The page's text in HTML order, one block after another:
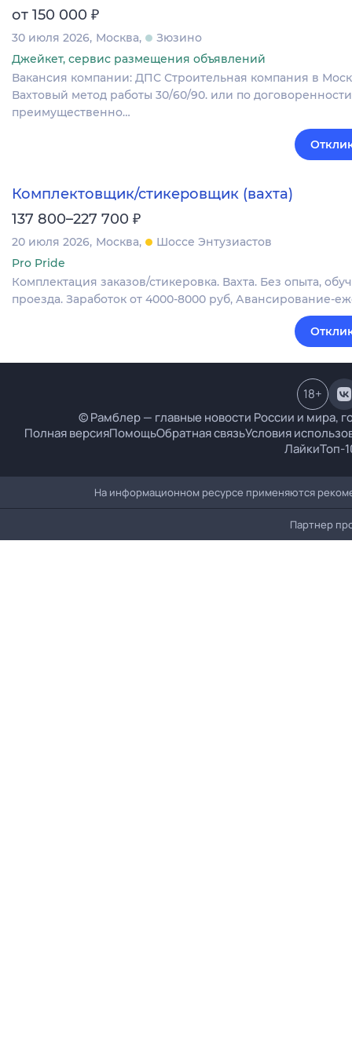
от 150 000 ₽
30 июля 2026 Москва
Зюзино
Джейкет, сервис размещения объявлений
Вакансия компании: ДПС Строительная компания в
Вахтовый метод работы 30/60/90. или по
преимущественно…
Комплектовщик/стикеровщик (вахта)
137 800–227 700 ₽
20 июля 2026 Москва
Шоссе Энтузиастов
Pro Pride
Комплектация заказов/стикеровка. Вахта. Без опыта,
проезда. Заработок от 4000-8000 руб, Авансирование-
© Рамблер — главные новости России и мира,
Полная версияПомощьОбратная связьУсловия
ЛайкиТоп-
18+
На информационном ресурсе применяются
Партнер